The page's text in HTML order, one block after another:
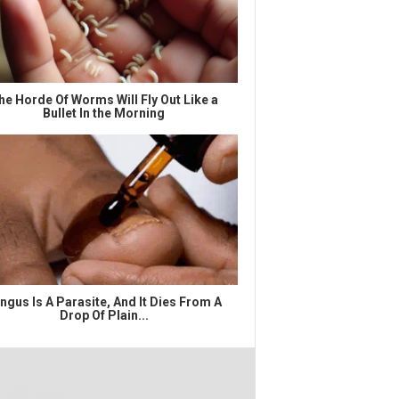
Horde Of Worms Will Fly Out Like a
Bullet In the Morning
Is A Parasite, And It Dies From A
Drop Of Plain...